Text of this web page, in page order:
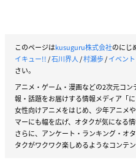
このページはkusuguru株式会社のにじ
イキュー!!/石川界人/村瀬歩/イベント
さい。
アニメ・ゲーム・漫画などの2次元コ
報・話題をお届けする情報メディア「に
女性向けアニメをはじめ、少年アニメ
マーにも幅を広げ、オタクが気になる
さらに、アンケート・ランキング・オ
タクがワクワク楽しめるようなコンテ